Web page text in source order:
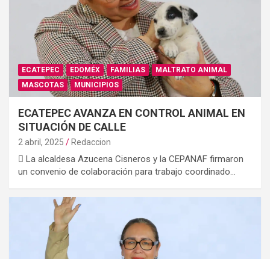
ECATEPEC EDOMÉX FAMILIAS
MALTRATO ANIMAL
MASCOTAS
MUNICIPIOS
ECATEPEC AVANZA EN CONTROL ANIMAL EN
SITUACIÓN DE CALLE
2 abril, 2025 Redaccion
 La alcaldesa Azucena Cisneros y la CEPANAF firmaron
un convenio de colaboración para trabajo coordinado…